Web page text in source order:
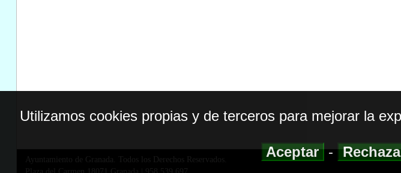
Ayuntamiento de Granada. Todos los Derechos Reservados.
Utilizamos cookies propias y de terceros para mejorar la
Aceptar-